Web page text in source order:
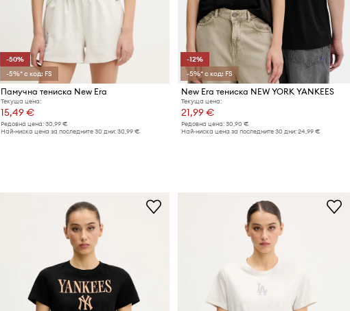
-50%
-5%* с код: FS
Памучна тениска New Era
Текуща цена:
15,49 €
Редовна цена: 30,99 €
Най-ниска цена за последните 30 дни: 30,99 €
-12%
-5%* с код: FS
New Era тениска NEW YORK YANKEES
Текуща цена:
21,99 €
Редовна цена: 30,90 €
Най-ниска цена за последните 30 дни: 24,99 €